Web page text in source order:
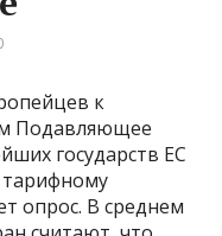
к
Подавляющее
государств ЕС
тарифному
опрос. В среднем